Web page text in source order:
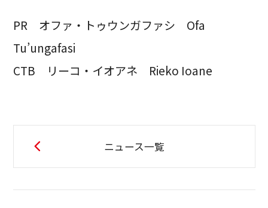
PR オファ・トゥウンガファシ Ofa
Tu’ungafasi
CTB リーコ・イオアネ Rieko Ioane
ニュース一覧